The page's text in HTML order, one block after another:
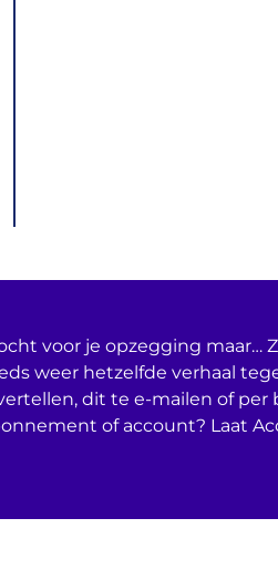
voor je opzegging maar…
weer hetzelfde verhaal
dit te e-mailen of per
of account? Laat